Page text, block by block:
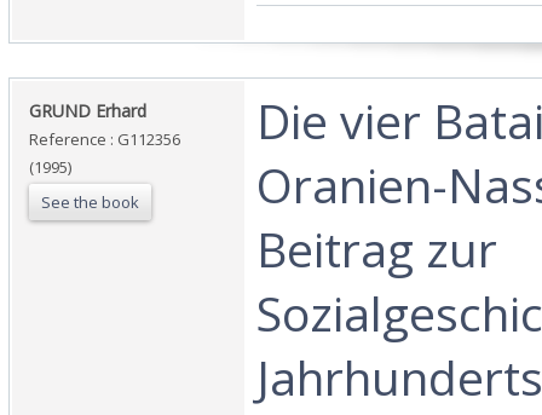
‎GRUND Erhard‎
Reference : G112356
(1995)
See the book
‎Die vier
Oranien-
Beitrag zur
Jahrhunderts‎